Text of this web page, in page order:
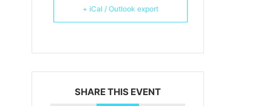
+ iCal / Outlook export
SHARE THIS EVENT